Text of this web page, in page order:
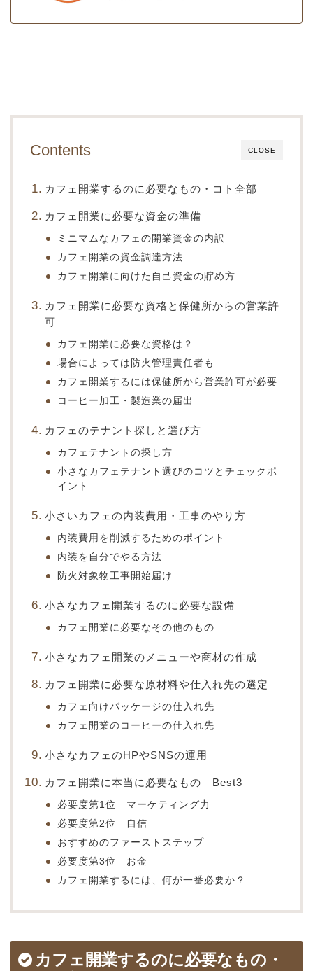
CLOSE
Contents
カフェ開業するのに必要なもの・コト全部
カフェ開業に必要な資金の準備
ミニマムなカフェの開業資金の内訳
カフェ開業の資金調達方法
カフェ開業に向けた自己資金の貯め方
カフェ開業に必要な資格と保健所からの営業許
可
カフェ開業に必要な資格は？
場合によっては防火管理責任者も
カフェ開業するには保健所から営業許可が必要
コーヒー加工・製造業の届出
カフェのテナント探しと選び方
カフェテナントの探し方
小さなカフェテナント選びのコツとチェックポ
イント
小さいカフェの内装費用・工事のやり方
内装費用を削減するためのポイント
内装を自分でやる方法
防火対象物工事開始届け
小さなカフェ開業するのに必要な設備
カフェ開業に必要なその他のもの
小さなカフェ開業のメニューや商材の作成
カフェ開業に必要な原材料や仕入れ先の選定
カフェ向けパッケージの仕入れ先
カフェ開業のコーヒーの仕入れ先
小さなカフェのHPやSNSの運用
カフェ開業に本当に必要なもの Best3
必要度第1位 マーケティング力
必要度第2位 自信
おすすめのファーストステップ
必要度第3位 お金
カフェ開業するには、何が一番必要か？
カフェ開業するのに必要なもの・